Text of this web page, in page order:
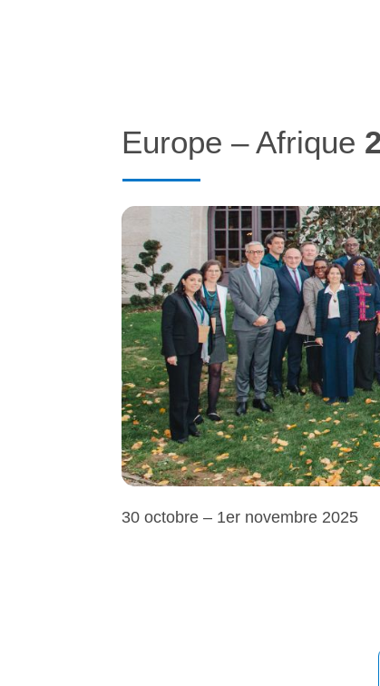
Europe – Afrique
30 octobre – 1er novembre 2025